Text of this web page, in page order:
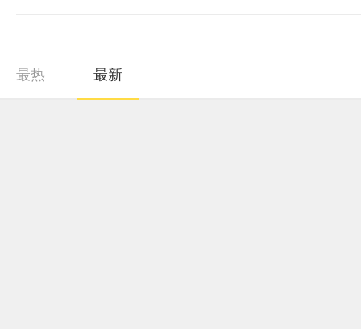
最热 最新